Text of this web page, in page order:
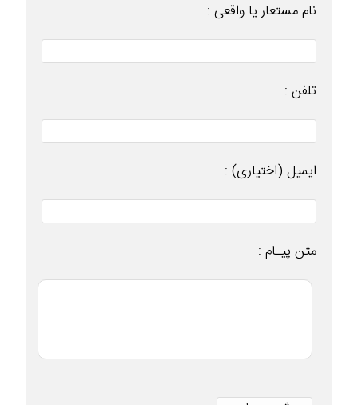
نام مستعار یا واقعی :
تلفن :
ایمیل (اختیاری) :
متن پیـام :